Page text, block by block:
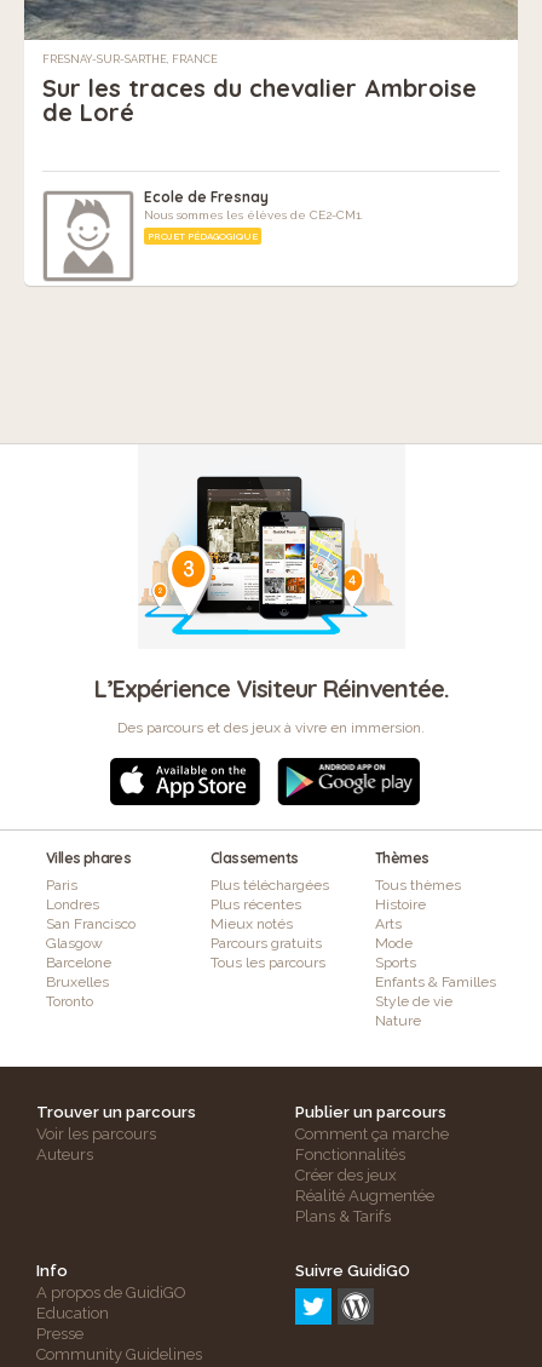
FRESNAY-SUR-SARTHE, FRANCE
Sur les traces du chevalier Ambroise
de Loré
Ecole de Fresnay
Nous sommes les élèves de CE2-CM1.
PROJET PÉDAGOGIQUE
L’Expérience Visiteur Réinventée.
Des parcours et des jeux à vivre en immersion.
Villes phares
Paris
Londres
San Francisco
Glasgow
Barcelone
Bruxelles
Toronto
Classements
Plus téléchargées
Plus récentes
Mieux notés
Parcours gratuits
Tous les parcours
Thèmes
Tous thèmes
Histoire
Arts
Mode
Sports
Enfants & Familles
Style de vie
Nature
Trouver un parcours
Voir les parcours
Auteurs
Publier un parcours
Comment ça marche
Fonctionnalités
Créer des jeux
Réalité Augmentée
Plans & Tarifs
Info
A propos de GuidiGO
Education
Presse
Community Guidelines
Suivre GuidiGO